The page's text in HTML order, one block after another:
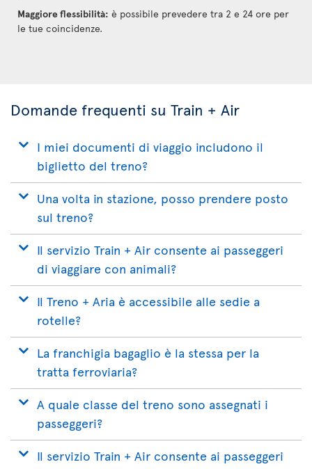
Maggiore flessibilità: è possibile prevedere tra 2 e 24 ore per
le tue coincidenze.
Domande frequenti su Train + Air
I miei documenti di viaggio includono il
biglietto del treno?
Una volta in stazione, posso prendere posto
sul treno?
Il servizio Train + Air consente ai passeggeri
di viaggiare con animali?
Il Treno + Aria è accessibile alle sedie a
rotelle?
La franchigia bagaglio è la stessa per la
tratta ferroviaria?
A quale classe del treno sono assegnati i
passeggeri?
Il servizio Train + Air consente ai passeggeri